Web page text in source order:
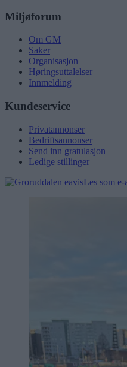
Miljøforum
Om GM
Saker
Organisasjon
Høringsuttalelser
Innmelding
Kundeservice
Privatannonser
Bedriftsannonser
Send inn gratulasjon
Ledige stillinger
Les som e-